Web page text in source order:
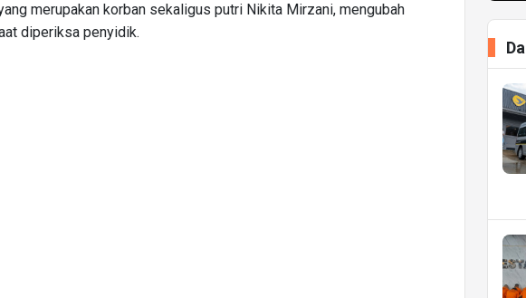
merupakan korban sekaligus putri Nikita Mirzani, mengubah
diperiksa penyidik.